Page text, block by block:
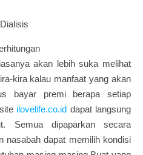
akan lebih suka melihat
kira kalau manfaat yang akan
bayar premi berapa setiap
ilovelife.co.id dapat langsung
Semua dipaparkan secara
nasabah dapat memilih kondisi